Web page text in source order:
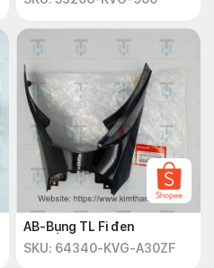
AB-Bụng TL Fi đen
SKU: 64340-KVG-A30ZF